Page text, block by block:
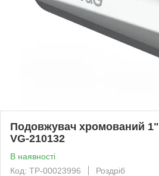
Подовжувач хромований
VG-210132
В наявності
Код: ТР-00023996
Роздріб